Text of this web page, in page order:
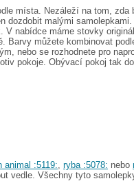
místa. Nezáleží na tom, zda
dozdobit malými
nabídce máme stovky
Barvy můžete kombinovat
nebo se rozhodnete pro
pokoje. Obývací pokoj tak
animal :5119: ryba :5078: nebo
vedle. Všechny tyto